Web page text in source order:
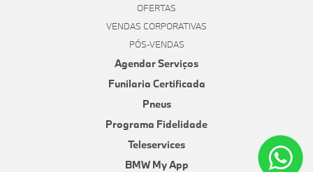
OFERTAS
VENDAS CORPORATIVAS
PÓS-VENDAS
Agendar Serviços
Funilaria Certificada
Pneus
Programa Fidelidade
Teleservices
BMW My App